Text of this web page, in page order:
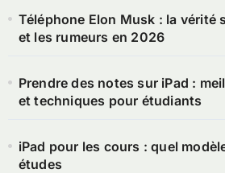
Téléphone Elon Musk : la vérité
et les rumeurs en 2026
Prendre des notes sur iPad :
et techniques pour étudiants
iPad pour les cours : quel
études